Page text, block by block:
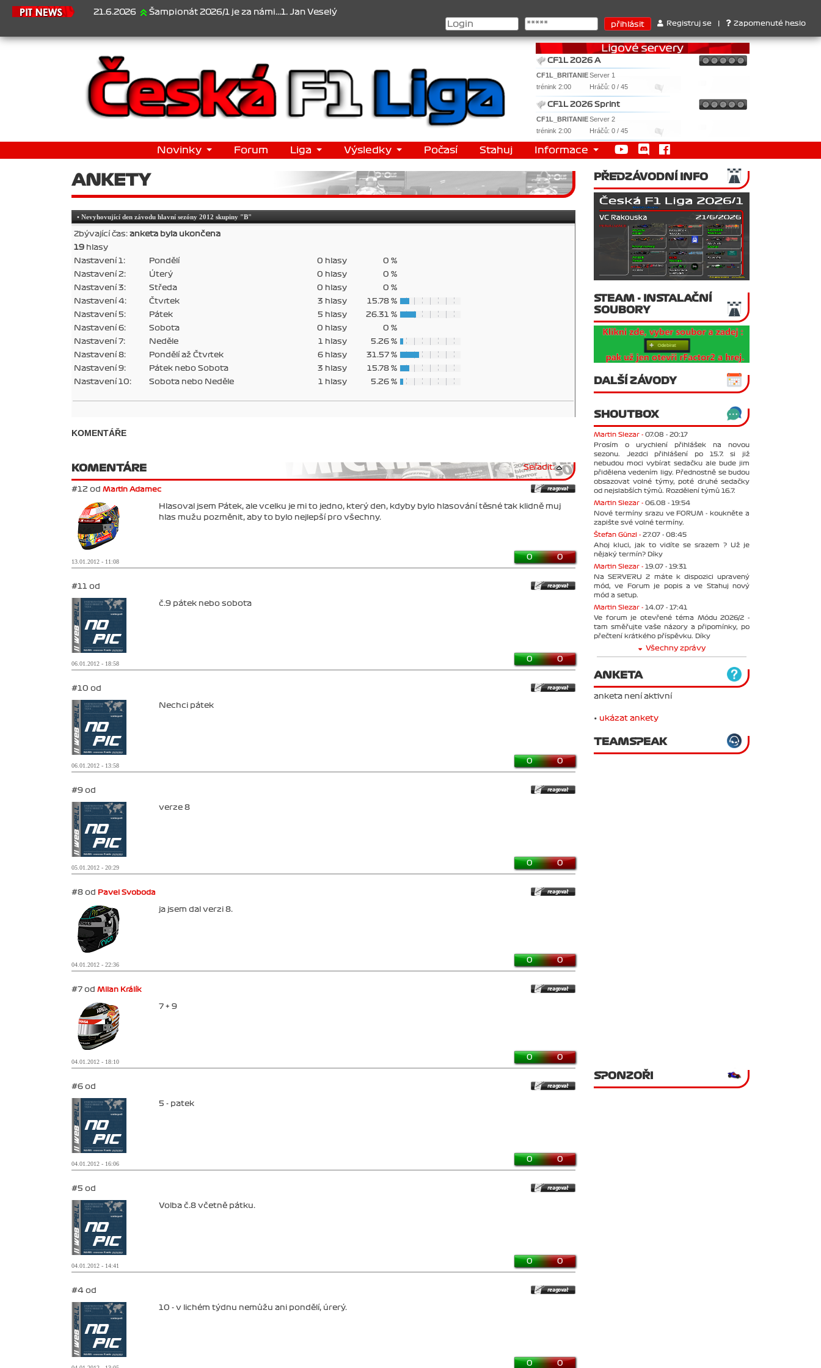
21.6.2026 Šampionát 2026/1 je za námi...1. Jan Veselý , 2. Jan Nováček , 3. Jakub Chmelík , Pohár konstruktérů : 1. Ferrari . 2. Williams , 3. RedBull ..... SprintCup - 1. Jan Nováček
Registruj se Zapomenuté heslo
CF1L 2026 A
CF1L_BRITANIEServer 1
trénink 2:00
Hráčů: 0 / 45
CF1L 2026 Sprint
CF1L_BRITANIEServer 2
trénink 2:00
Hráčů: 0 / 45
Novinky Forum Liga Výsledky Počasí Stahuj Informace
ANKETY
• Nevyhovující den závodu hlavní sezóny 2012 skupiny "B"
Zbývající čas: anketa byla ukončena
19 hlasy
Nastavení 1:
Pondělí 0 hlasy
0 %
Nastavení 2:
Úterý 0 hlasy
0 %
Nastavení 3:
Středa 0 hlasy
0 %
Nastavení 4:
Čtvrtek 3 hlasy
15.78 %
Nastavení 5:
Pátek 5 hlasy
26.31 %
Nastavení 6:
Sobota 0 hlasy
0 %
Nastavení 7:
Neděle 1 hlasy
5.26 %
Nastavení 8:
Pondělí až Čtvrtek 6 hlasy
31.57 %
Nastavení 9:
Pátek nebo Sobota 3 hlasy
15.78 %
Nastavení 10:
Sobota nebo Neděle 1 hlasy 5.26 %
KOMENTÁŘE
KOMENTÁRE Seřadit:
#12 od Martin Adamec
Hlasoval jsem Pátek, ale vcelku je mi to jedno, který den, kdyby bylo hlasování těsné tak klidně muj
hlas mužu pozměnit, aby to bylo nejlepší pro všechny.
13.01.2012 - 11:08
0 0
#11 od
č.9 pátek nebo sobota
06.01.2012 - 18:58
0 0
#10 od
Nechci pátek
06.01.2012 - 13:58
0 0
#9 od
verze 8
05.01.2012 - 20:29
0 0
#8 od Pavel Svoboda
ja jsem dal verzi 8.
04.01.2012 - 22:36
0 0
#7 od Milan Králík
7 + 9
04.01.2012 - 18:10
0 0
#6 od
5 - patek
04.01.2012 - 16:06
0 0
#5 od
Volba č.8 včetně pátku.
04.01.2012 - 14:41
0 0
#4 od
10 - v lichém týdnu nemůžu ani pondělí, úrerý.
0 0
PŘEDZÁVODNÍ INFO
STEAM - INSTALAČNÍ
SOUBORY
DALŠÍ ZÁVODY
SHOUTBOX
Martin Slezar - 07.08 - 20:17
Prosím o urychlení přihlášek na novou
sezonu. Jezdci přihlášení po 15.7. si již
nebudou moci vybírat sedačku ale bude jim
přidělena vedením ligy. Přednostně se budou
obsazovat volné týmy, poté druhé sedačky
od nejslabších týmů. Rozdělení týmů 16.7.
Martin Slezar - 06.08 - 19:54
Nové termíny srazu ve FORUM - koukněte a
zapište své volné termíny.
Štefan Günzl - 27.07 - 08:45
Ahoj kluci, jak to vidíte se srazem ? Už je
nějaký termín? Díky
Martin Slezar - 19.07 - 19:31
Na SERVERU 2 máte k dispozici upravený
mód, ve Forum je popis a ve Stahuj nový
mód a setup.
Martin Slezar - 14.07 - 17:41
Ve forum je otevřené téma Módu 2026/2 -
tam směřujte vaše názory a připomínky, po
přečtení krátkého příspěvku. Díky
Všechny zprávy
ANKETA
anketa není aktivní
• ukázat ankety
TEAMSPEAK
SPONZOŘI